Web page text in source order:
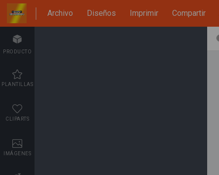
Archivo Diseños Imprimir Compartir
PRODUCTO
PLANTILLAS
CLIPARTS
IMÁGENES